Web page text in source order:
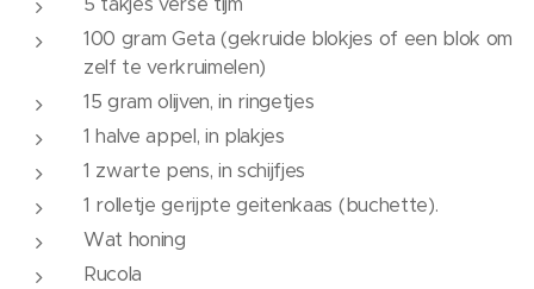
100 gram Geta (gekruide blokjes of een blok om
zelf te verkruimelen)
15 gram olijven, in ringetjes
1 halve appel, in plakjes
1 zwarte pens, in schijfjes
1 rolletje gerijpte geitenkaas (buchette).
Wat honing
Rucola